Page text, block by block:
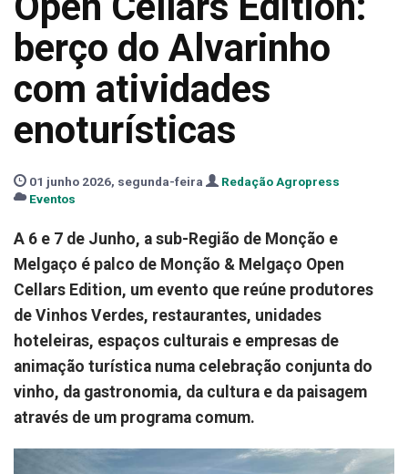
berço do Alvarinho
com atividades
enoturísticas
01 junho 2026, segunda-feira
Redação Agropress
Eventos
A 6 e 7 de Junho, a sub-Região de Monção e
Melgaço é palco de Monção & Melgaço Open
Cellars Edition, um evento que reúne produtores
de Vinhos Verdes, restaurantes, unidades
hoteleiras, espaços culturais e empresas de
animação turística numa celebração conjunta do
vinho, da gastronomia, da cultura e da paisagem
através de um programa comum.